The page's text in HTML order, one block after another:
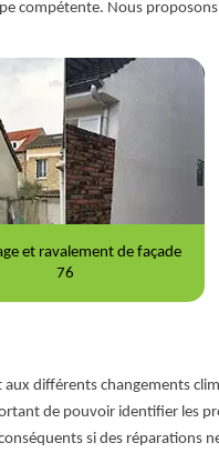
compétente. Nous
fuite de toiture 76 Seine-
Maritime
différents changements
de pouvoir identifier les
si des réparations